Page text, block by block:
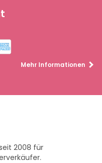
Mehr Informationen
2008 für